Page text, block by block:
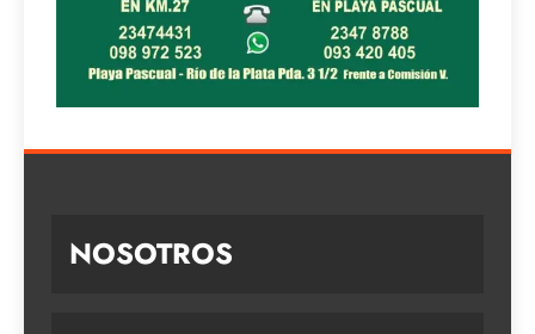
NOSOTROS